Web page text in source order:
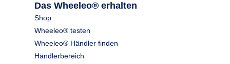
Das Wheeleo® erhalten
Shop
Wheeleo® testen
Wheeleo® Händler finden
Händlerbereich